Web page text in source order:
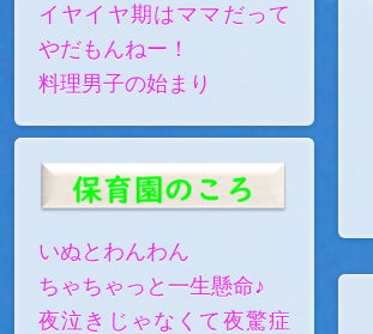
イヤイヤ期はママだって
やだもんねー！
料理男子の始まり
いぬとわんわん
ちゃちゃっと一生懸命♪
夜泣きじゃなくて夜驚症